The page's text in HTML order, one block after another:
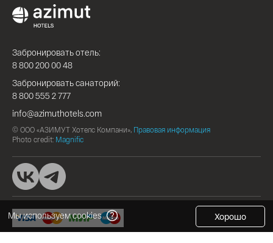
Забронировать отель:
8 800 200 00 48
Забронировать санаторий:
8 800 555 2 777
info@azimuthotels.com
© ООО «АЗИМУТ Хотелс Компани», Правовая информация
Photo credit: Magnific
Мы используем cookies Хорошо